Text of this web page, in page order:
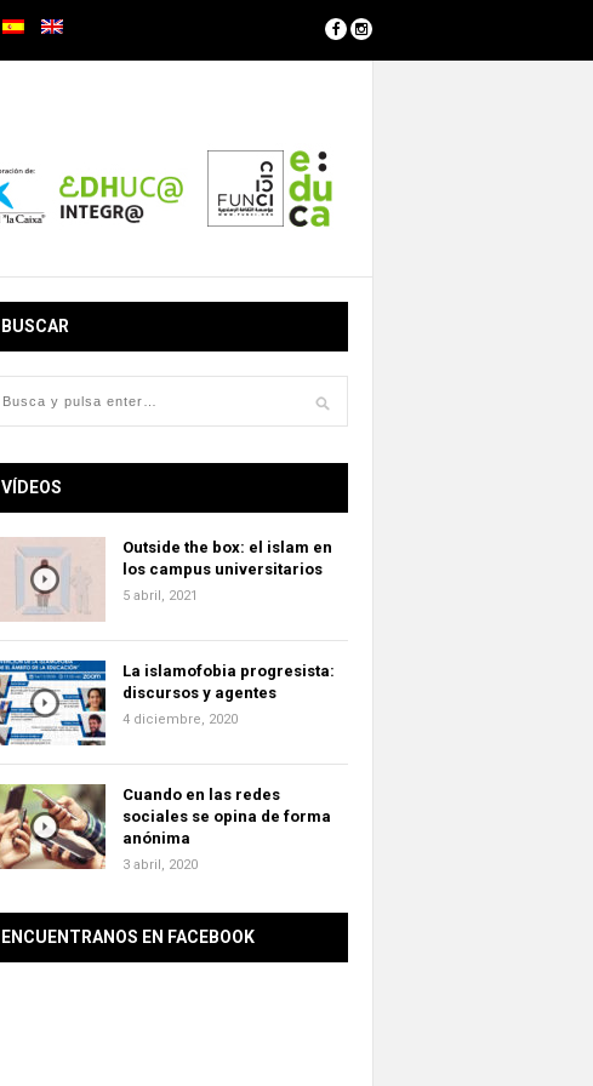
BUSCAR
VÍDEOS
Outside the box: el islam en
los campus universitarios
5 abril, 2021
La islamofobia progresista:
discursos y agentes
4 diciembre, 2020
Cuando en las redes
sociales se opina de forma
anónima
3 abril, 2020
ENCUENTRANOS EN FACEBOOK